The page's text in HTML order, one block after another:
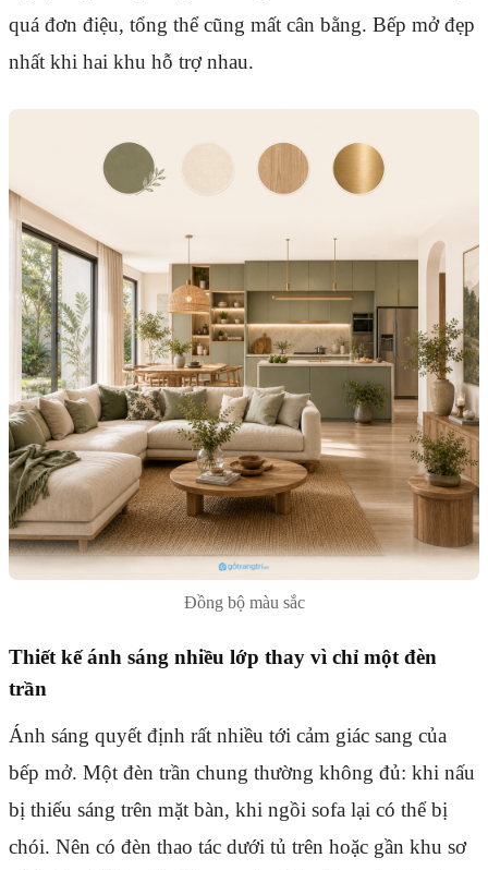
quá đơn điệu, tổng thể cũng mất cân bằng. Bếp mở đẹp
nhất khi hai khu hỗ trợ nhau.
Đồng bộ màu sắc
Thiết kế ánh sáng nhiều lớp thay vì chỉ một đèn
trần
Ánh sáng quyết định rất nhiều tới cảm giác sang của
bếp mở. Một đèn trần chung thường không đủ: khi nấu
bị thiếu sáng trên mặt bàn, khi ngồi sofa lại có thể bị
chói. Nên có đèn thao tác dưới tủ trên hoặc gần khu sơ